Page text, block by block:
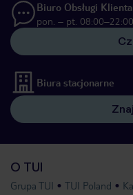
Biuro Obsługi Klienta
pon. – pt.
Biura stacjonarne
O TUI
Grupa TUI TUI Poland